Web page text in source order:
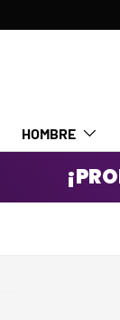
HOMBRE